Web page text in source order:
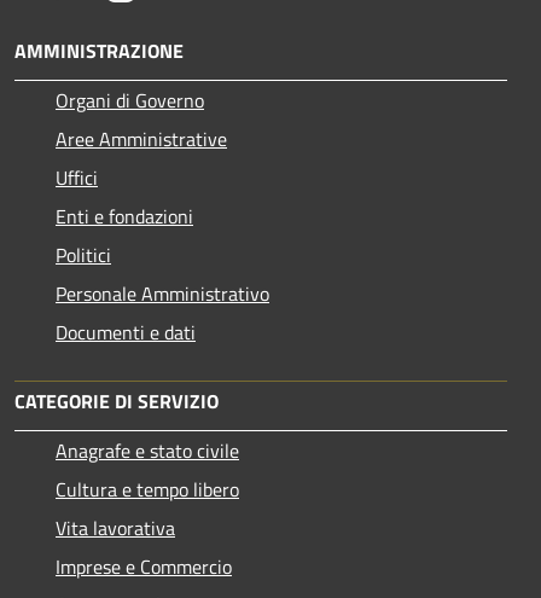
AMMINISTRAZIONE
Organi di Governo
Aree Amministrative
Uffici
Enti e fondazioni
Politici
Personale Amministrativo
Documenti e dati
CATEGORIE DI SERVIZIO
Anagrafe e stato civile
Cultura e tempo libero
Vita lavorativa
Imprese e Commercio